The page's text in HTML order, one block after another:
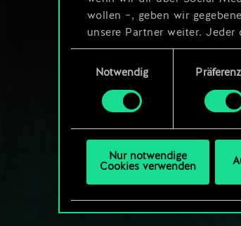
wollen –, geben wir
unsere Partner weiter.
allerdings deine Zustimmung.
„Einstellungen“, wo du,
Notwendig
Nur notwendige
Cookies verwenden